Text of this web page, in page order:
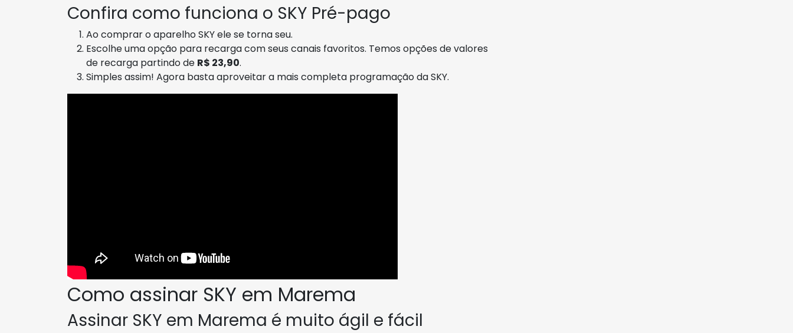
Confira como funciona o SKY Pré-pago
Ao comprar o aparelho SKY ele se torna seu.
Escolhe uma opção para recarga com seus canais favoritos. Temos opções de valores
de recarga partindo de R$ 23,90.
Simples assim! Agora basta aproveitar a mais completa programação da SKY.
Como assinar SKY em Marema
Assinar SKY em Marema é muito ágil e fácil